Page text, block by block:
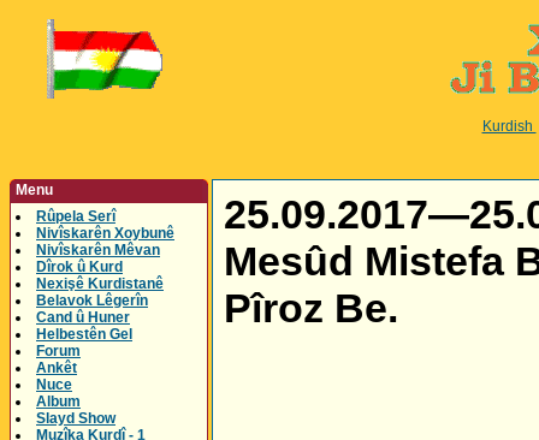
Kurdish
Menu
Rûpela Serî
Nivîskarên Xoybunê
Nivîskarên Mêvan
Dîrok û Kurd
Nexişê Kurdistanê
Belavok Lêgerîn
Cand û Huner
Helbestên Gel
Forum
Ankêt
Nuce
Album
Slayd Show
Muzîka Kurdî - 1
Mesûd Mistefa
Pîroz Be.